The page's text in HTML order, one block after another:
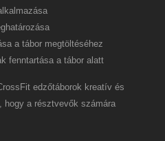
a tábor megtöltéséhez
fenntartása a tábor alatt
edzőtáborok kreatív és
hogy a résztvevők számára